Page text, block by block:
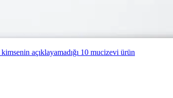
açıklayamadığı 10 mucizevi ürün